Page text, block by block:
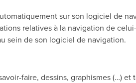
sur son logiciel de
relatives à la navigation de
sein de son logiciel de navigation.
faire, dessins, graphismes (…)